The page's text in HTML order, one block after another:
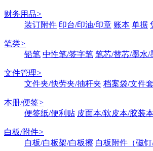
财务用品>
装订附件 印台/印油/印章 账本 单据
笔类>
铅笔 中性笔/签字笔 笔芯/替芯/墨水/
文件管理>
文件夹/快劳夹/抽杆夹 档案袋/文件
本册/便签>
便签纸/便利贴 皮面本/软皮本/胶装
白板/附件>
白板/白板架/白板擦 白板附件（磁钉